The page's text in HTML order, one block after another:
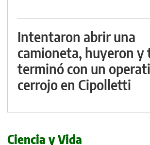
Intentaron abrir una
camioneta, huyeron y
terminó con un
cerrojo en Cipolletti
Ciencia y Vida